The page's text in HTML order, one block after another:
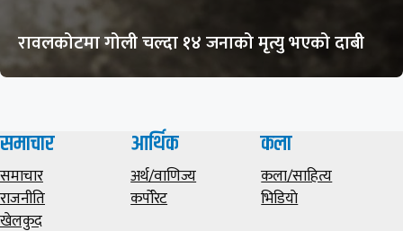
रावलकोटमा गोली चल्दा १४ जनाको मृत्यु भएको दाबी
समाचार
समाचार
राजनीति
खेलकुद
आर्थिक
अर्थ/वाणिज्य
कर्पोरेट
कला
कला/साहित्य
भिडियाे